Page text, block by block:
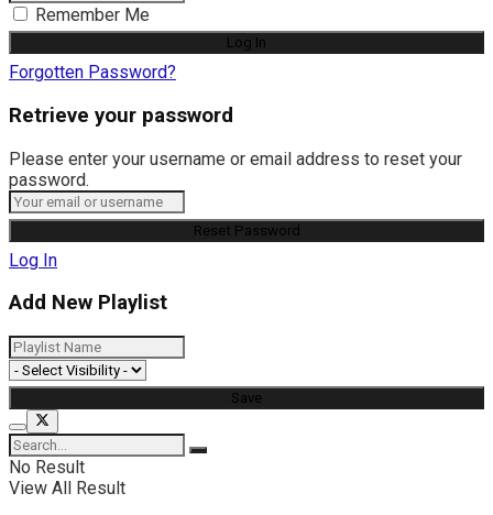
Remember Me
Forgotten Password?
Retrieve your password
Please enter your username or email address to reset your
password.
Log In
Add New Playlist
No Result
View All Result